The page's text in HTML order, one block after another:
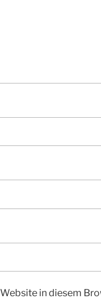
in diesem